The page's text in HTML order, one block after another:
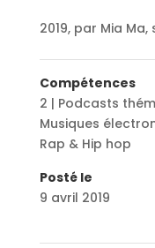
2019, par Mia
Compétences
2 | Podcasts
Musiques
Rap & Hip hop
Posté le
9 avril 2019